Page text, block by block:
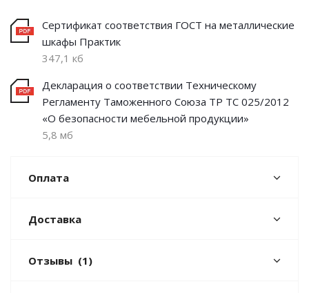
Сертификат соответствия ГОСТ на металлические
шкафы Практик
347,1 кб
Декларация о соответствии Техническому
Регламенту Таможенного Союза ТР ТС 025/2012
«О безопасности мебельной продукции»
5,8 мб
Оплата
Доставка
Отзывы (1)